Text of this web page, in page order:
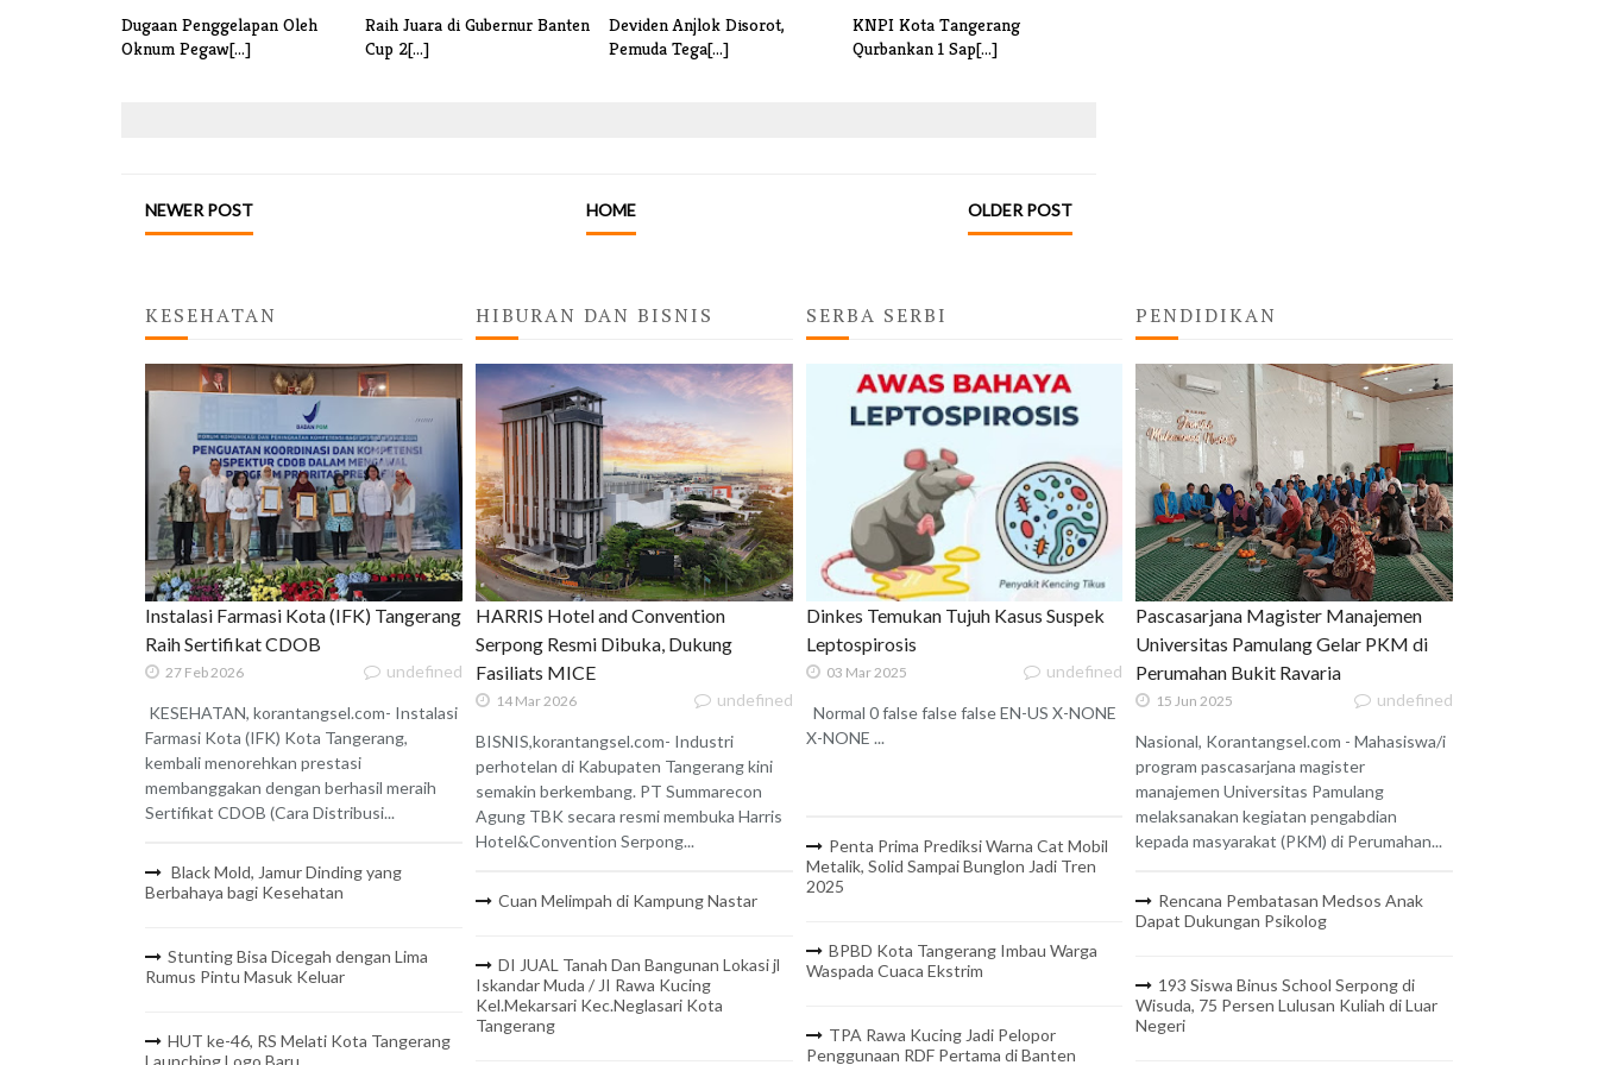
Dugaan Penggelapan Oleh
Oknum Pegaw[...]
Raih Juara di Gubernur Banten
Cup 2[...]
Deviden Anjlok Disorot,
Pemuda Tega[...]
KNPI Kota Tangerang
Qurbankan 1 Sap[...]
NEWER POST OLDER POST
HOME
KESEHATAN
Instalasi Farmasi Kota (IFK) Tangerang
Raih Sertifikat CDOB
27 Feb 2026 undefined
KESEHATAN, korantangsel.com- Instalasi
Farmasi Kota (IFK) Kota Tangerang,
kembali menorehkan prestasi
membanggakan dengan berhasil meraih
Sertifikat CDOB (Cara Distribusi...
Black Mold, Jamur Dinding yang
Berbahaya bagi Kesehatan
Stunting Bisa Dicegah dengan Lima
Rumus Pintu Masuk Keluar
HUT ke-46, RS Melati Kota Tangerang
Launching Logo Baru
HIBURAN DAN BISNIS
HARRIS Hotel and Convention
Serpong Resmi Dibuka, Dukung
Fasiliats MICE
14 Mar 2026 undefined
BISNIS,korantangsel.com- Industri
perhotelan di Kabupaten Tangerang kini
semakin berkembang. PT Summarecon
Agung TBK secara resmi membuka Harris
Hotel&Convention Serpong...
Cuan Melimpah di Kampung Nastar
DI JUAL Tanah Dan Bangunan Lokasi jl
Iskandar Muda / JI Rawa Kucing
Kel.Mekarsari Kec.Neglasari Kota
Tangerang
SERBA SERBI
Dinkes Temukan Tujuh Kasus Suspek
Leptospirosis
03 Mar 2025 undefined
Normal 0 false false false EN-US X-NONE
X-NONE ...
Penta Prima Prediksi Warna Cat Mobil
Metalik, Solid Sampai Bunglon Jadi Tren
2025
BPBD Kota Tangerang Imbau Warga
Waspada Cuaca Ekstrim
TPA Rawa Kucing Jadi Pelopor
Penggunaan RDF Pertama di Banten
PENDIDIKAN
Pascasarjana Magister Manajemen
Universitas Pamulang Gelar PKM di
Perumahan Bukit Ravaria
15 Jun 2025 undefined
Nasional, Korantangsel.com - Mahasiswa/i
program pascasarjana magister
manajemen Universitas Pamulang
melaksanakan kegiatan pengabdian
kepada masyarakat (PKM) di Perumahan...
Rencana Pembatasan Medsos Anak
Dapat Dukungan Psikolog
193 Siswa Binus School Serpong di
Wisuda, 75 Persen Lulusan Kuliah di Luar
Negeri